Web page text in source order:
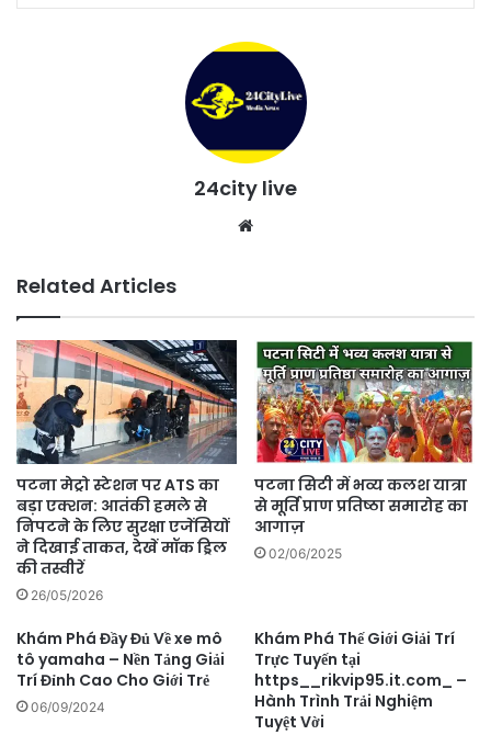
24city live
Related Articles
पटना मेट्रो स्टेशन पर ATS का
बड़ा एक्शन: आतंकी हमले से
निपटने के लिए सुरक्षा एजेंसियों
ने दिखाई ताकत, देखें मॉक ड्रिल
की तस्वीरें
26/05/2026
पटना सिटी में भव्य कलश यात्रा
से मूर्ति प्राण प्रतिष्ठा समारोह का
आगाज़
02/06/2025
Khám Phá Đầy Đủ Về xe mô
tô yamaha – Nền Tảng Giải
Trí Đỉnh Cao Cho Giới Trẻ
06/09/2024
Khám Phá Thế Giới Giải Trí
Trực Tuyến tại
https__rikvip95.it.com_ –
Hành Trình Trải Nghiệm
Tuyệt Vời